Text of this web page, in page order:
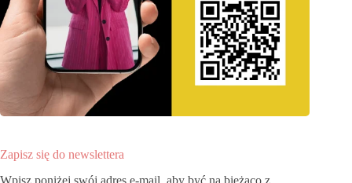
Zapisz się do newslettera
Wpisz poniżej swój adres e-mail, aby być na bieżąco z